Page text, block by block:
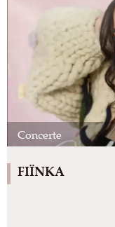
Concerte
FIЇNKA